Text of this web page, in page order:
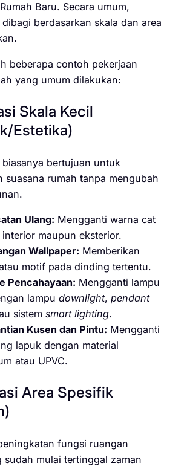
Baru. Secara umum,
berdasarkan skala dan area
beberapa contoh pekerjaan
yang umum dilakukan:
Skala Kecil
Estetika)
biasanya bertujuan untuk
suasana rumah tanpa mengubah
Ulang: Mengganti warna cat
maupun eksterior.
Wallpaper: Memberikan
motif pada dinding tertentu.
Pencahayaan: Mengganti lampu
lampu downlight, pendant
sistem smart lighting.
Kusen dan Pintu: Mengganti
lapuk dengan material
atau UPVC.
Area Spesifik
fungsi ruangan
sudah mulai tertinggal zaman